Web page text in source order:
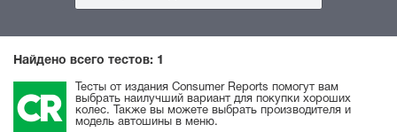
Найдено всего тестов: 1
Тесты от издания Consumer Reports помогут вам
выбрать наилучший вариант для покупки хороших
колес. Также вы можете выбрать производителя и
модель автошины в меню.